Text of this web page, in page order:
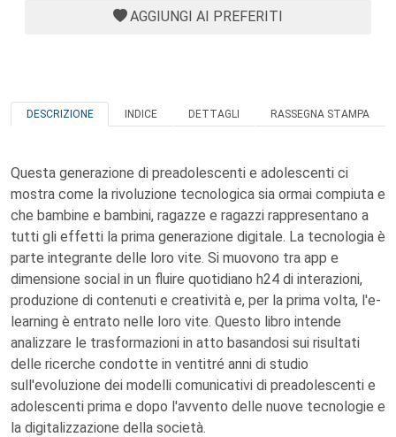
AGGIUNGI AI PREFERITI
DESCRIZIONE INDICE DETTAGLI RASSEGNA STAMPA
Questa generazione di preadolescenti e adolescenti ci
mostra come la rivoluzione tecnologica sia ormai compiuta e
che bambine e bambini, ragazze e ragazzi rappresentano a
tutti gli effetti la prima generazione digitale. La tecnologia è
parte integrante delle loro vite. Si muovono tra app e
dimensione social in un fluire quotidiano h24 di interazioni,
produzione di contenuti e creatività e, per la prima volta, l'e-
learning è entrato nelle loro vite. Questo libro intende
analizzare le trasformazioni in atto basandosi sui risultati
delle ricerche condotte in ventitré anni di studio
sull'evoluzione dei modelli comunicativi di preadolescenti e
adolescenti prima e dopo l'avvento delle nuove tecnologie e
la digitalizzazione della società.